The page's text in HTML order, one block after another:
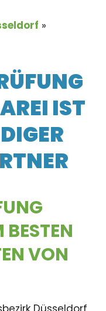
»
AREI IST
BESTEN
VON